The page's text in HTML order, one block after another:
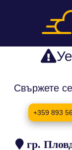
Свържете
+359 893
гр.